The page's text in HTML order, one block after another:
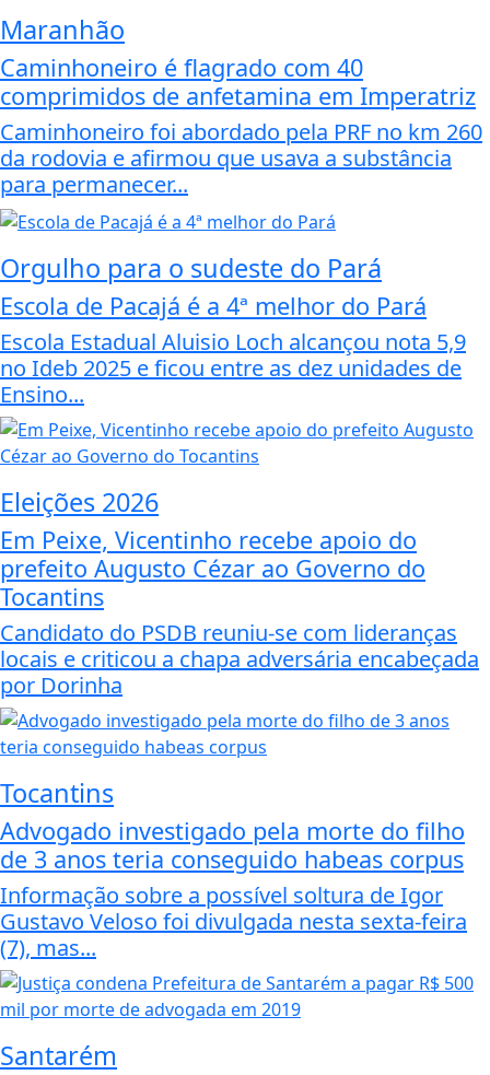
Maranhão
Caminhoneiro é flagrado com 40
comprimidos de anfetamina em Imperatriz
Caminhoneiro foi abordado pela PRF no km 260
da rodovia e afirmou que usava a substância
para permanecer...
Orgulho para o sudeste do Pará
Escola de Pacajá é a 4ª melhor do Pará
Escola Estadual Aluisio Loch alcançou nota 5,9
no Ideb 2025 e ficou entre as dez unidades de
Ensino...
Eleições 2026
Em Peixe, Vicentinho recebe apoio do
prefeito Augusto Cézar ao Governo do
Tocantins
Candidato do PSDB reuniu-se com lideranças
locais e criticou a chapa adversária encabeçada
por Dorinha
Tocantins
Advogado investigado pela morte do filho
de 3 anos teria conseguido habeas corpus
Informação sobre a possível soltura de Igor
Gustavo Veloso foi divulgada nesta sexta-feira
(7), mas...
Santarém